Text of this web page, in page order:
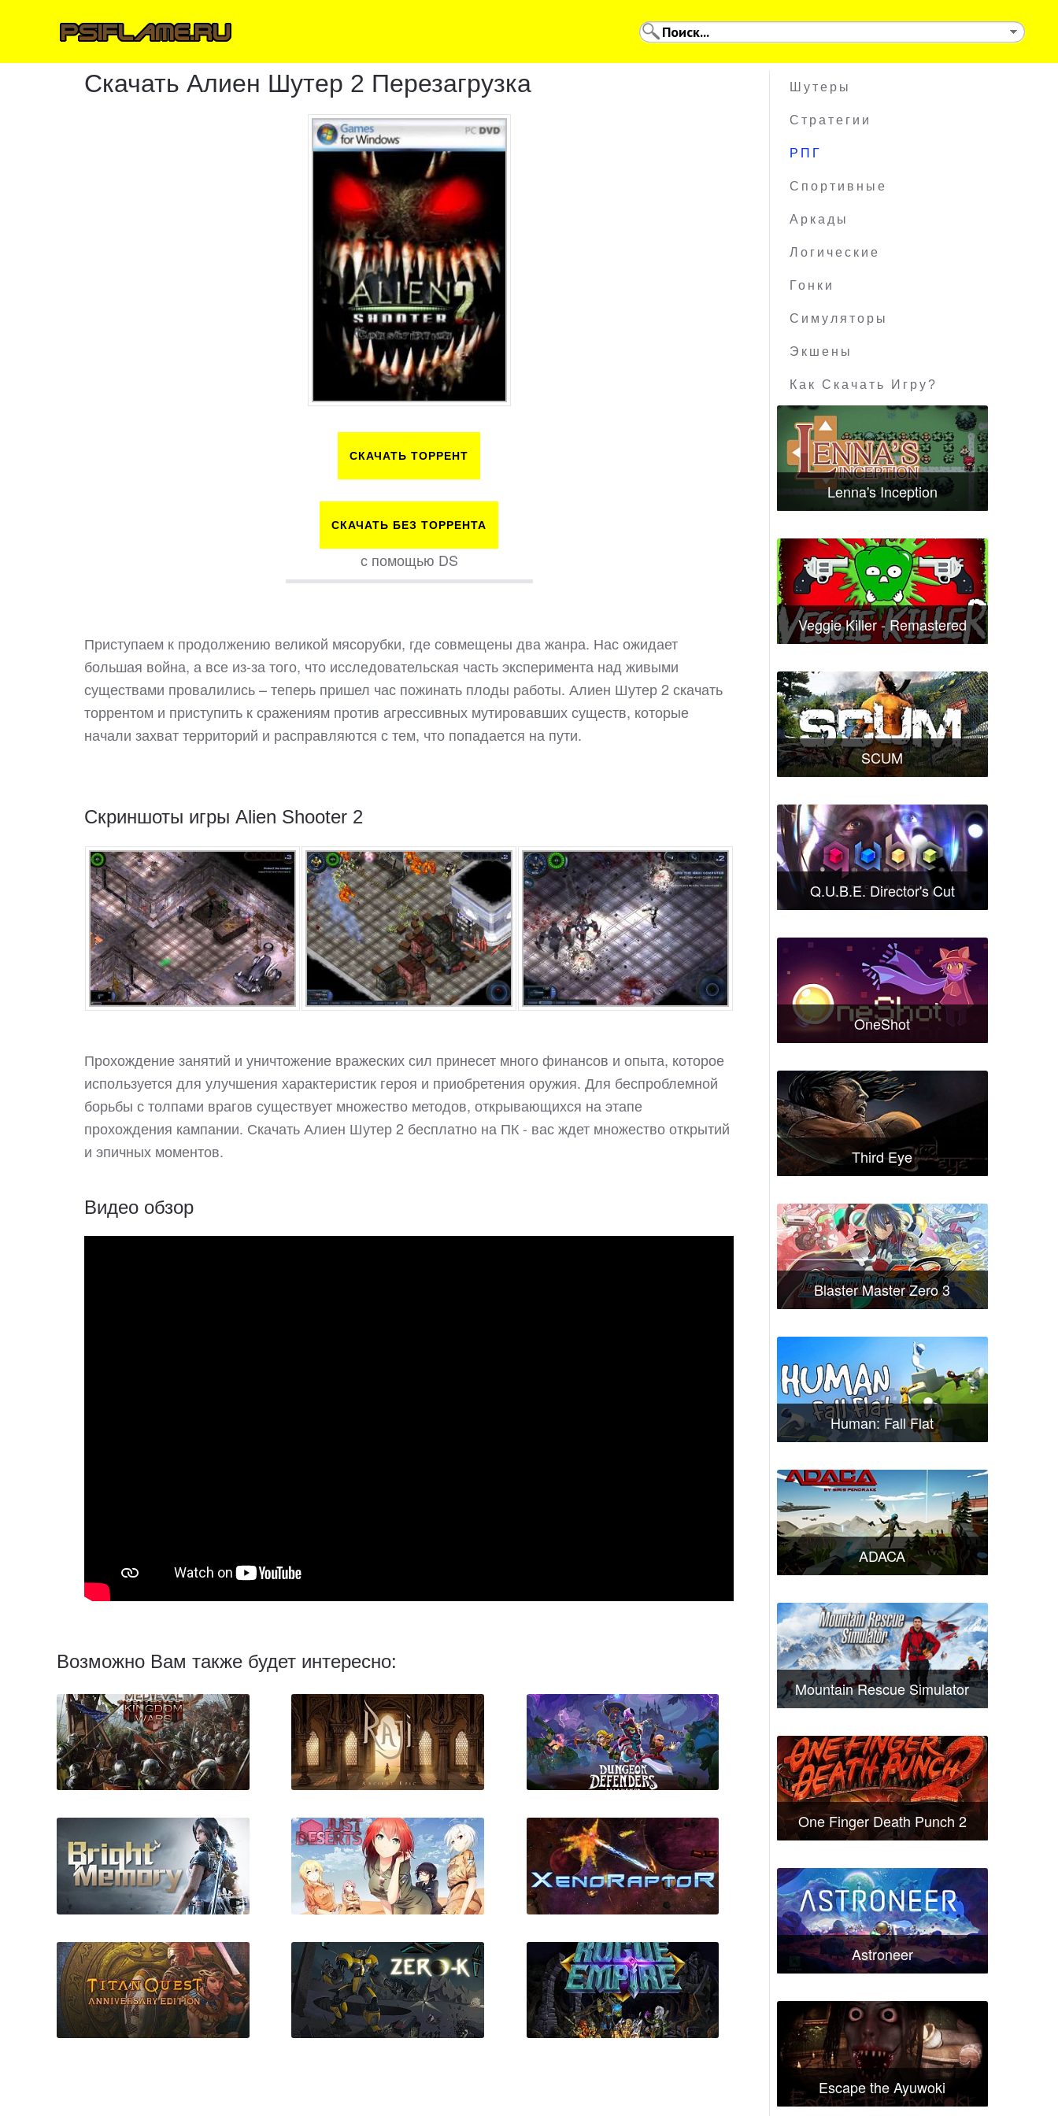
Скачать Алиен Шутер 2 Перезагрузка
СКАЧАТЬ ТОРРЕНТ
СКАЧАТЬ БЕЗ ТОРРЕНТА
с помощью DS
Приступаем к продолжению великой мясорубки, где совмещены два жанра. Нас ожидает
большая война, а все из-за того, что исследовательская часть эксперимента над живыми
существами провалились – теперь пришел час пожинать плоды работы. Алиен Шутер 2 скачать
торрентом и приступить к сражениям против агрессивных мутировавших существ, которые
начали захват территорий и расправляются с тем, что попадается на пути.
Скриншоты игры Alien Shooter 2
Прохождение занятий и уничтожение вражеских сил принесет много финансов и опыта, которое
используется для улучшения характеристик героя и приобретения оружия. Для беспроблемной
борьбы с толпами врагов существует множество методов, открывающихся на этапе
прохождения кампании. Скачать Алиен Шутер 2 бесплатно на ПК - вас ждет множество открытий
и эпичных моментов.
Видео обзор
Возможно Вам также будет интересно:
Medieval Kingdom Wars Raji: An Ancient Epic
Dungeon Defenders:
Шутеры
Стратегии
РПГ
Спортивные
Аркады
Логические
Гонки
Симуляторы
Экшены
Как Скачать Игру?
Lenna's Inception
Veggie Killer - Remastered
SCUM
Q.U.B.E. Director's Cut
OneShot
Third Eye
Blaster Master Zero 3
Human: Fall Flat
ADACA
Mountain Rescue Simulator
One Finger Death Punch 2
Astroneer
Escape the Ayuwoki